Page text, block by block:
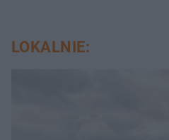
LOKALNIE: